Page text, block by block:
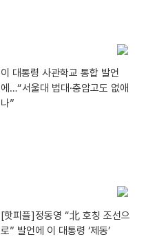
이 대통령 사관학교 통합 발언
에…“서울대 법대·충암고도 없애
나”
[핫피플]정동영 “北 호칭 조선으
로” 발언에 이 대통령 ‘제동’